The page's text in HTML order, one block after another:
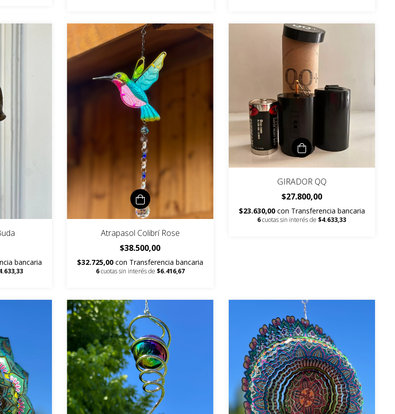
bancaria
Atrapasol Colibrí Rose
$38.500,00
$32.725,00con Transferencia bancaria
6cuotas sin interés de $6.416,67
GIRADOR QQ
$27.800,00
$23.630,00 con Transferencia bancaria
6cuotas sin interés de$4.633,33